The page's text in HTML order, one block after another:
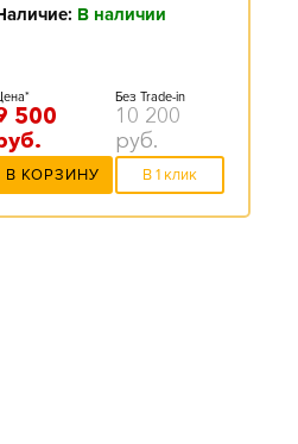
В наличии
500
Без Trade-in
10 200
руб.
В КОРЗИНУ В 1 клик